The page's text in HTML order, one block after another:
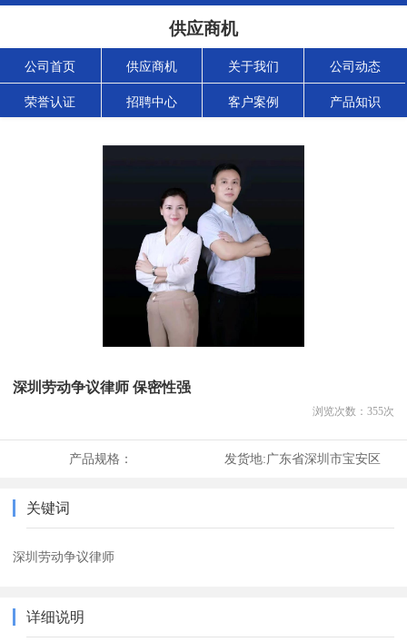
供应商机
公司首页 供应商机 关于我们 公司动态
荣誉认证 招聘中心 客户案例 产品知识
深圳劳动争议律师 保密性强
浏览次数： 355次
产品规格： 发货地:广东省深圳市宝安区
关键词
深圳劳动争议律师
详细说明